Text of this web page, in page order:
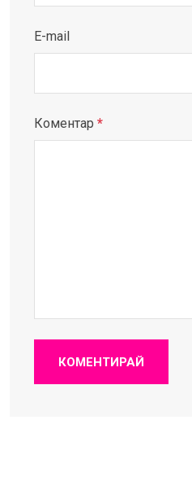
E-mail
Коментар *
КОМЕНТИРАЙ